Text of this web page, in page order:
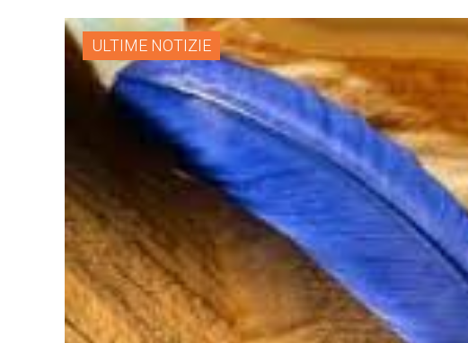
ULTIME NOTIZIE